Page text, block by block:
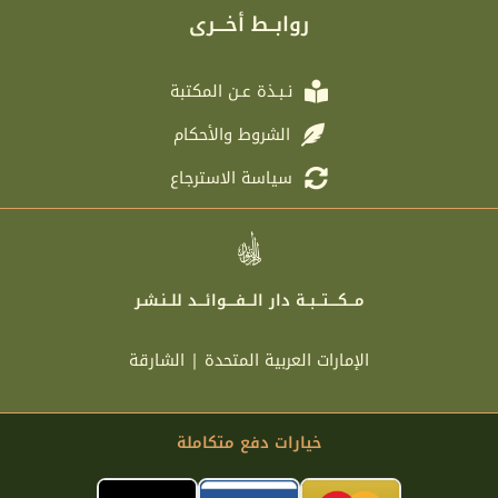
o
k
r
روابــط أخـــرى
نـبـذة عـن المكتبة
الشروط والأحكام
سياسة الاسترجاع
مـــكــــتـــبــة دار الـــفــــوائـــد للــنـشـر
الإمارات العربية المتحدة | الشارقة
خيارات دفع متكاملة